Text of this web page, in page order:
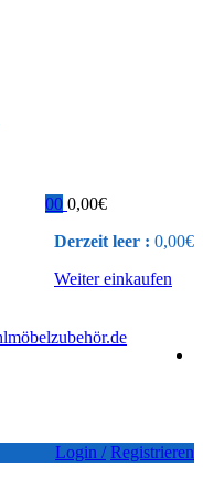
0 0,00€
Derzeit leer : 0,00€
Weiter einkaufen
0
Login / Registrieren